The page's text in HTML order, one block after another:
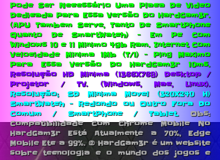
Pode Ser Necessário Uma Placa De Video
Dedicada Para Essa Versão Do HardGam3r.
(APU Tambem Serve, Tanto De SmartPhone
Quanto De SmartWatch) - Em Pc Com
Windows 10 e 11 Minimo 4gb Ram. Internet Com
Velocidade Minima 1Mb (T/1) - Ping Maximo
Para Essa Versão Do HardGam3r 10ms.
Resolução HD Minima (1366X768) Desktop /
Projetor / TV. (Windows, Mac, Linux).
Resolução; SD Minima Movel (320X240 H)
SmartWatch - Redondo ou Outro Fora Do
Comum / SmartPhone / Tablet.Obs:
Compatibilidade Com Chrome Mobile No
HardGam3r Está Atualmente a 70%, Edge
Mobile Etc a 99%. © HardGam3r é um website
sobre tecnologia e o mundo dos jogos e